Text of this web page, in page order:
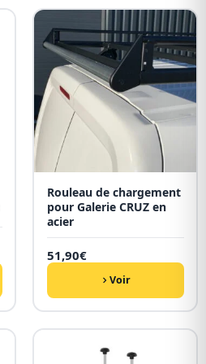
Rouleau de chargement
pour Galerie CRUZ en
acier
51,90€
Voir